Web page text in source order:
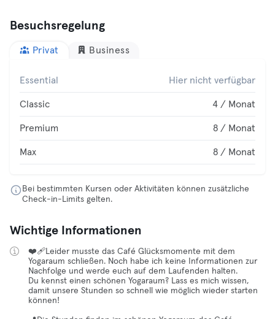
Besuchsregelung
Privat Business
Essential Hier nicht verfügbar
Classic 4 / Monat
Premium 8 / Monat
Max 8 / Monat
Bei bestimmten Kursen oder Aktivitäten können zusätzliche
Check-in-Limits gelten.
Wichtige Informationen
❤️‍🩹Leider musste das Café Glücksmomente mit dem
Yogaraum schließen. Noch habe ich keine Informationen zur
Nachfolge und werde euch auf dem Laufenden halten.
Du kennst einen schönen Yogaraum? Lass es mich wissen,
damit unsere Stunden so schnell wie möglich wieder starten
können!